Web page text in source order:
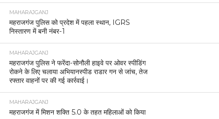
MAHARAJGANJ
महराजगंज पुलिस को प्रदेश में पहला स्थान, IGRS
निस्तारण में बनी नंबर-1
MAHARAJGANJ
महराजगंज पुलिस ने फरेंदा-सोनौली हाइवे पर ओवर स्पीडिंग
रोकने के लिए चलाया अभियानस्पीड राडार गन से जांच, तेज
रफ्तार वाहनों पर की गई कार्रवाई।
MAHARAJGANJ
महराजगंज में मिशन शक्ति 5.0 के तहत महिलाओं को किया